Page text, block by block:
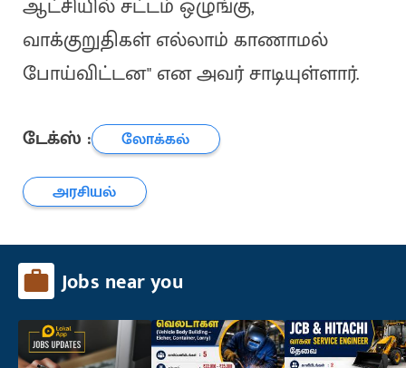
ஆட்சியில் சட்டம் ஒழுங்கு,
வாக்குறுதிகள் எல்லாம் காணாமல்
போய்விட்டன" என அவர் சாடியுள்ளார்.
டேக்ஸ் :
லோக்கல்
அரசியல்
Jobs near you